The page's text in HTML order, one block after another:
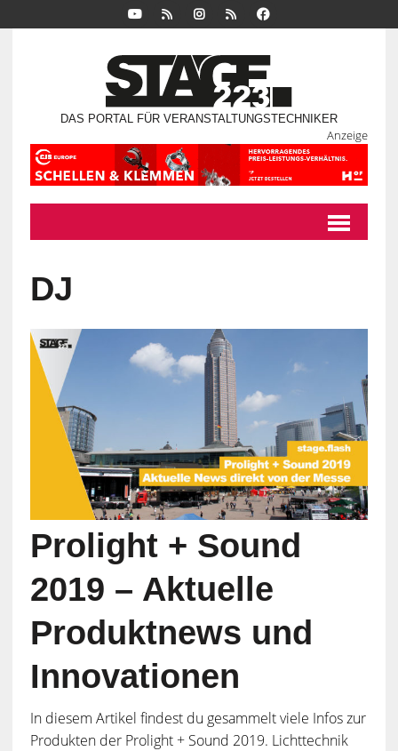
DAS PORTAL FÜR VERANSTALTUNGSTECHNIKER
Anzeige
DJ
Prolight + Sound
2019 – Aktuelle
Produktnews und
Innovationen
In diesem Artikel findest du gesammelt viele Infos zur
Produkten der Prolight + Sound 2019. Lichttechnik